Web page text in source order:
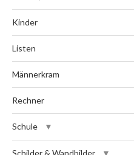
Kinder
Listen
Männerkram
Rechner
Schule